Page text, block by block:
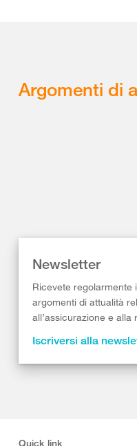
Argomenti di
Newsletter
Ricevete regolarmente
argomenti di attualità
all’assicurazione e alla
Iscriversi alla
Quick link